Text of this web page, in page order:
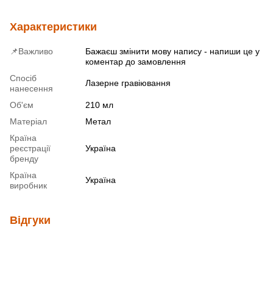
Характеристики
📌Важливо
Бажаєш змінити мову напису - напиши це у
коментар до замовлення
Спосіб
нанесення
Лазерне гравіювання
Об'єм
210 мл
Матеріал
Метал
Країна
реєстрації
бренду
Україна
Країна
виробник
Україна
Відгуки